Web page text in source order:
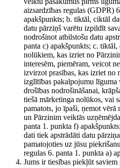
aizsardzības regulas (GDPR)
apakšpunkts; b. tiktāl, ciktāl
datu pārziņš varētu izpildīt
nodrošinot atbilstošu datu
panta c) apakšpunkts; c.
nolūkiem, kas izriet no
interesēm, piemēram, veicot
izvirzot prasības, kas izriet no
izglītības pakalpojumu līguma
drošības nodrošināšanai,
tiešā mārketinga nolūkos, vai
pamatots, jo īpaši, ņemot vērā
un Pārzinim veiktās
panta 1. punkta f)
dati tiek apstrādāti datu
pamatojoties uz jūsu
regulas 6. panta 1. punkta a)
Jums ir tiesības piekļūt saviem